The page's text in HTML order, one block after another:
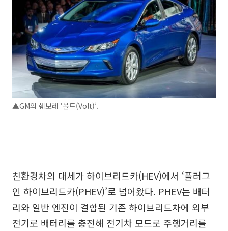
▲GM의 쉐보레 ‘볼트(Volt)’.
친환경차의 대세가 하이브리드카(HEV)에서 ‘플러그
인 하이브리드카(PHEV)’로 넘어왔다. PHEV는 배터
리와 일반 엔진이 결합된 기존 하이브리드차에 외부
전기로 배터리를 충전해 전기차 모드로 주행거리를